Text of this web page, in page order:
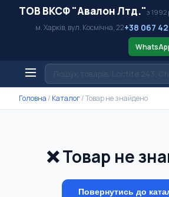
ТОВ ВКСФ "Авалон Лтд."з 1992
м. Харків, вул. Космічна, 22+38 067
Головна / Каталог/Товар не знайдено
❌ Товар не
Повернутись до